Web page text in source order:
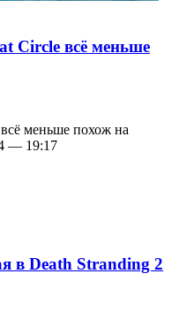
Circle всё меньше
всё меньше похож на
— 19:17
в Death Stranding 2